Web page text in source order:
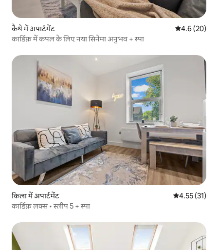
कैथे में अपार्टमेंट औसत रेटिंग 5 में
4.6 (20)
कार्डिफ़ में कपल के लिए नया सिनेमा अनुभव + स्पा
किला में अपार्टमेंट औसत रेटिंग 5 में
4.55 (31)
कार्डिफ़ लक्स • स्लीप 5 + स्पा